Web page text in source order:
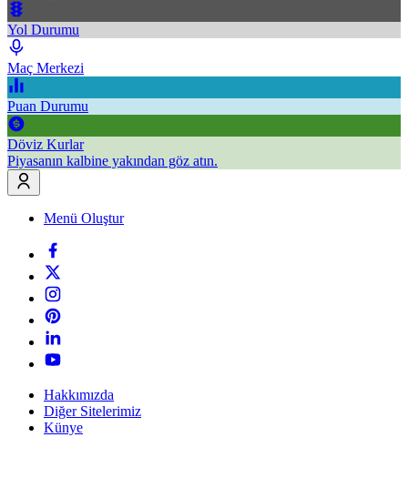
Yol Durumu
Maç Merkezi
Puan Durumu
Döviz Kurlar
Piyasanın kalbine yakından göz atın.
Menü Oluştur
Hakkımızda
Diğer Sitelerimiz
Künye